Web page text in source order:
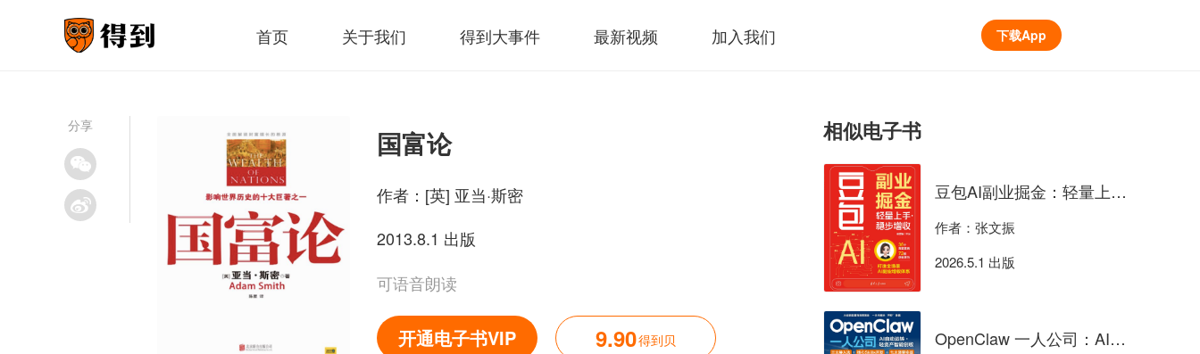
首页 关于我们 得到大事件 最新视频 加入我们 下载App
分享
国富论
作者： [英] 亚当·斯密
2013.8.1 出版
可语音朗读
开通电子书VIP 9.90得到贝
相似电子书
豆包AI副业掘金：轻量上手·稳步增收
作者：张文振
2026.5.1 出版
OpenClaw 一人公司：AI自动运转·轻资产智能创收